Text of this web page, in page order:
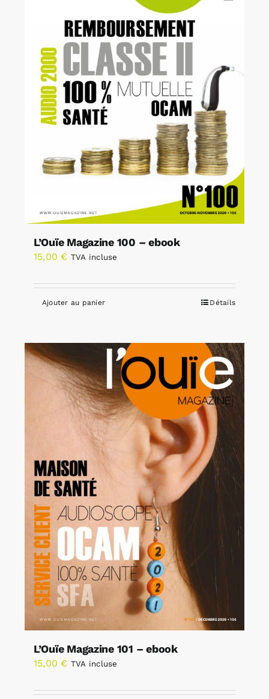
L’Ouïe Magazine 100 – ebook
15,00 € TVA incluse
Ajouter au panier Détails
L’Ouïe Magazine 101 – ebook
15,00 € TVA incluse